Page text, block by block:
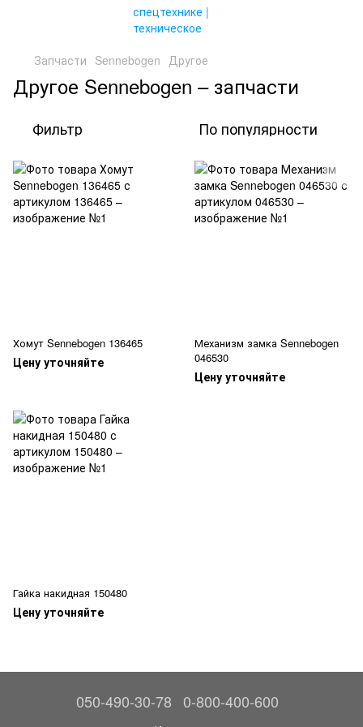
Запчасти Sennebogen Другое
Другое Sennebogen – запчасти
Фильтр По популярности
Хомут Sennebogen 136465
Цену уточняйте
Механизм замка Sennebogen
046530
Цену уточняйте
Гайка накидная 150480
Цену уточняйте
050-490-30-78 0-800-400-600